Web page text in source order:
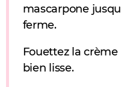
mascarpone
ferme.
Fouettez la
bien lisse.